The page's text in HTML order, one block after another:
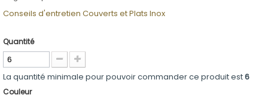
Conseils d'entretien Couverts et Plats Inox
Quantité
La quantité minimale pour pouvoir commander ce produit est6
Couleur